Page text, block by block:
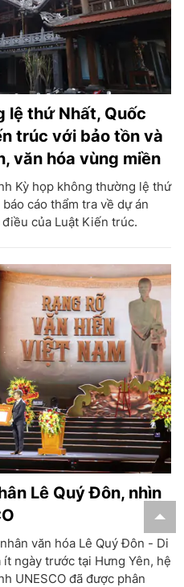
lệ thứ Nhất, Quốc
trúc với bảo tồn và
văn hóa vùng miền
Kỳ họp không thường lệ thứ
cáo thẩm tra về dự án
của Luật Kiến trúc.
Lê Quý Đôn, nhìn
văn hóa Lê Quý Đôn - Di
ngày trước tại Hưng Yên, hệ
UNESCO đã được phân